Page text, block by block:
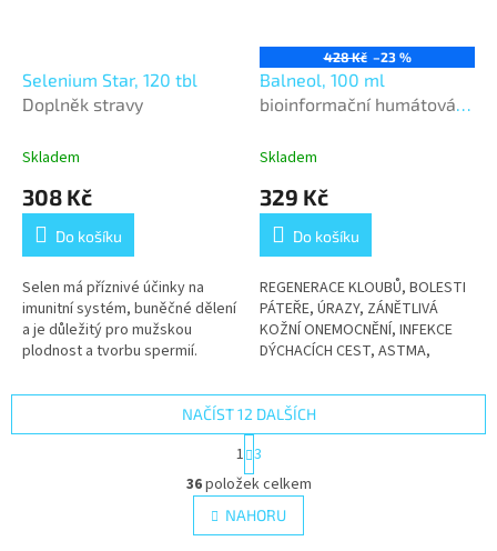
Selenium Star, 120 tbl
Doplněk stravy
Skladem
308 Kč
Do košíku
Selen má příznivé účinky na
imunitní systém, buněčné dělení
a je důležitý pro mužskou
plodnost a tvorbu spermií.
428 Kč –23 %
Balneol, 100 ml
bioinformační humátová
Skladem
329 Kč
Do košíku
REGENERACE KLOUBŮ, BOLESTI
PÁTEŘE, ÚRAZY, ZÁNĚTLIVÁ
KOŽNÍ ONEMOCNĚNÍ, INFEKCE
DÝCHACÍCH CEST, ASTMA,
OBTÍŽE
O
v
l
á
NAČÍST 12 DALŠÍCH
t
r
á
n
k
1 3
36položek celkem
NAHORU